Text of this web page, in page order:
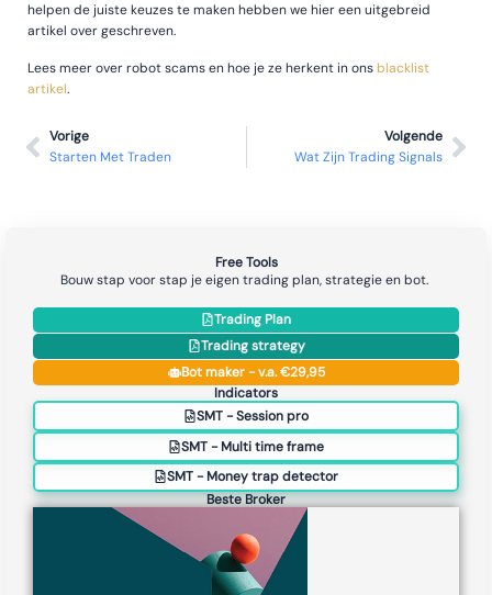
helpen de juiste keuzes te maken hebben we hier een uitgebreid
artikel over geschreven.
Lees meer over robot scams en hoe je ze herkent in onsblacklist
artikel.
Vorige
Starten Met Traden
Volgende
Wat Zijn Trading Signals
Free Tools
Bouw stap voor stap je eigen trading plan, strategie en bot.
Trading Plan
Trading strategy
Bot maker - v.a. €29,95
Indicators
SMT - Session pro
SMT - Multi time frame
SMT - Money trap detector
Beste Broker